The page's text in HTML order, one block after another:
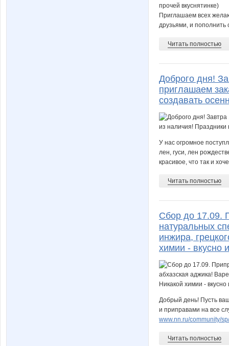
прочей вкуснятинке)
Приглашаем всех
друзьями, и
Читать полностью
Доброго дня!
приглашаем
создавать
У нас огромное
лен, гуси, лен
красивое, что так и
Читать полностью
Сбор до 17.09.
натуральных
инжира,
химии - вкусно
Добрый день! Пусть
и приправами на все
www.nn.ru/community/
Читать полностью